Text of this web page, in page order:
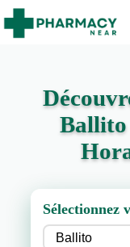
Ballito
Sélectionnez